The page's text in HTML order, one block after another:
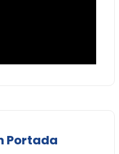
Portada